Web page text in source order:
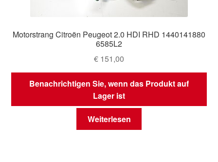
Motorstrang Citroën Peugeot 2.0 HDI RHD 1440141880
6585L2
€ 151,00
Benachrichtigen Sie, wenn das Produkt auf
Lager ist
Weiterlesen